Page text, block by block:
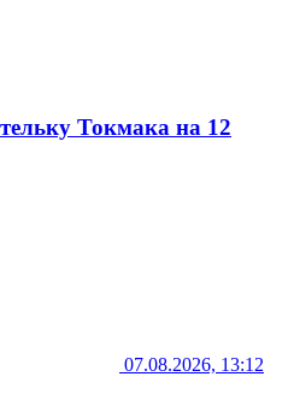
Токмака на 12
07.08.2026, 13:12